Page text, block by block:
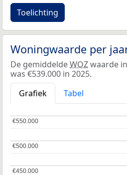
Toelichting
Woningwaarde per
De gemiddeldeWOZwaarde
was €539.000 in 2025.
Grafiek
Tabel
€450.000
€450.000
€500.000
€500.000
€550.000
€550.000